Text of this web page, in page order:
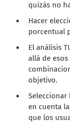
quizás no
Hacer
porcentual
El análisis
allá de
objetivo.
Seleccionar
en cuenta
que los